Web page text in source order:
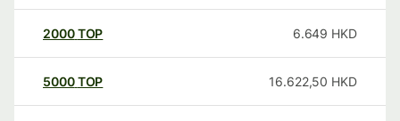
2000TOP 6.649 HKD
5000TOP 16.622,50 HKD